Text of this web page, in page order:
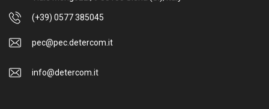
(+39) 0577 385045
pec@pec.detercom.it
info@detercom.it